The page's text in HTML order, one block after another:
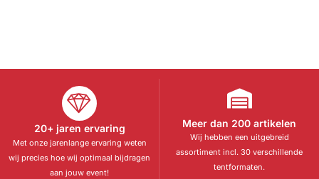
20+ jaren ervaring
Met onze jarenlange ervaring weten
wij precies hoe wij optimaal bijdragen
aan jouw event!
Meer dan 200 artikelen
Wij hebben een uitgebreid
assortiment incl. 30 verschillende
tentformaten.